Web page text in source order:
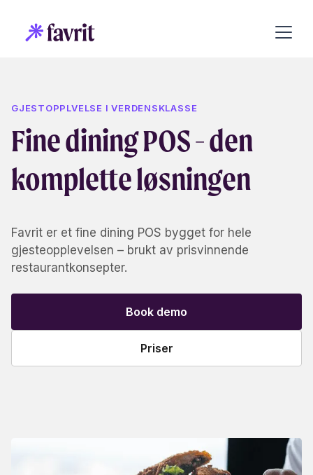
GJESTOPPLVELSE I VERDENSKLASSE
Fine dining POS - den
komplette løsningen
Favrit er et fine dining POS bygget for hele
gjesteopplevelsen – brukt av prisvinnende
restaurantkonsepter.
Book demo
Priser